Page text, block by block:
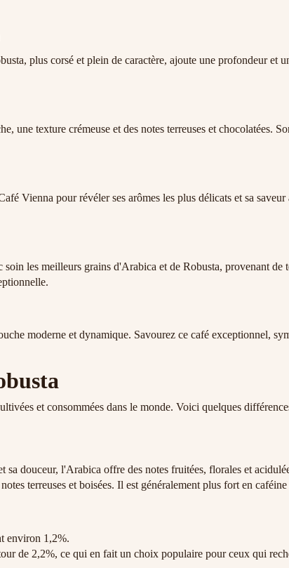
plus corsé et plein de caractère, ajoute une profondeur et
une texture crémeuse et des notes terreuses et chocolatées.
Vienna pour révéler ses arômes les plus délicats et sa
les meilleurs grains d'Arabica et de Robusta, provenant
moderne et dynamique. Savourez ce café exceptionnel,
et consommées dans le monde. Voici quelques
sa douceur, l'Arabica offre des notes fruitées, florales et
terreuses et boisées. Il est généralement plus fort en
environ 1,2%.
de 2,2%, ce qui en fait un choix populaire pour ceux qui